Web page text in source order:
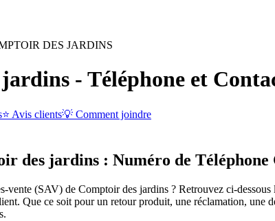
DES JARDINS
- Téléphone et
⭐ Avis clients💡 Comment joindre
des jardins : Numéro de
vente (SAV) de Comptoir des jardins ? Retrouvez ci-
Que ce soit pour un retour produit, une réclamation,